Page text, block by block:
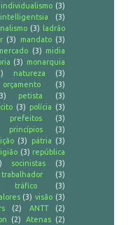
individualismo (3)
intelligentsia
(3)
(3)
ladrão
(3) mandato (3)
(3) midia
(3) monarquia
natureza
(3)
orçamento
(3)
petista
(3)
(3) polícia (3)
prefeitos
(3)
princípios
(3)
(3) pátria (3)
(3) república
socinistas
(3)
trabalhador
(3)
tráfico
(3)
(3) visão (3)
(2) ANTT
(2)
(2) Atenas
(2)